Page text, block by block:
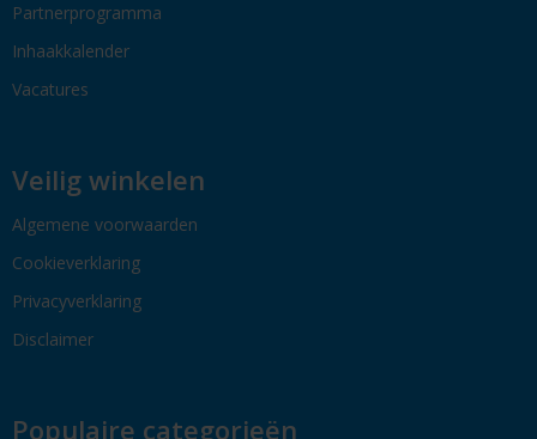
Partnerprogramma
Inhaakkalender
Vacatures
Veilig winkelen
Algemene voorwaarden
Cookieverklaring
Privacyverklaring
Disclaimer
Populaire categorieën